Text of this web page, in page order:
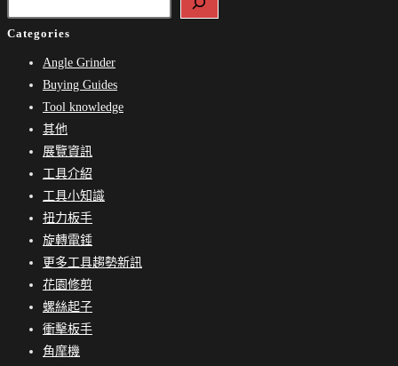
Categories
Angle Grinder
Buying Guides
Tool knowledge
其他
展覽資訊
工具介紹
工具小知識
扭力板手
旋轉電錘
更多工具趨勢新訊
花園修剪
螺絲起子
衝擊板手
角摩機